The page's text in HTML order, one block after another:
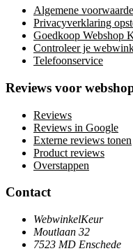
Algemene
Privacyverklaring
Goedkoop Webshop
Controleer je
Telefoonservice
Reviews voor
Reviews
Reviews in Google
Externe reviews tonen
Product reviews
Overstappen
Contact
WebwinkelKeur
Moutlaan 32
7523 MD Enschede